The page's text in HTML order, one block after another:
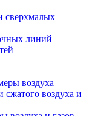
сверхмалых
линий
воздуха
воздуха и